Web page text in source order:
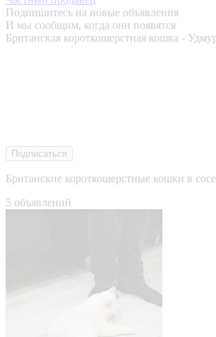
Подпишитесь на новые объявления
И мы сообщим, когда они появятся
Британская короткошерстная кошка -
Подписаться
Британские короткошерстные кошки в
5 объявлений